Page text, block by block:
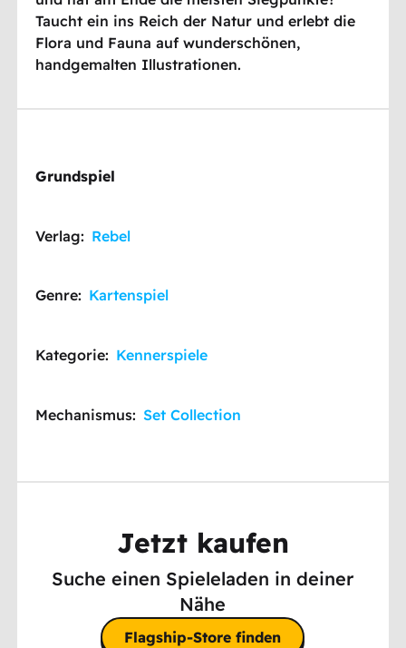
Taucht ein ins Reich der Natur und erlebt die
Flora und Fauna auf wunderschönen,
handgemalten Illustrationen.
Grundspiel
Verlag: Rebel
Genre: Kartenspiel
Kategorie: Kennerspiele
Mechanismus: Set Collection
Jetzt kaufen
Suche einen Spieleladen in deiner
Nähe
Flagship-Store finden